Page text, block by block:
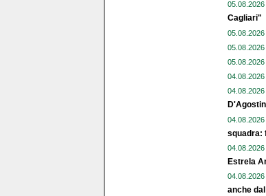
Cagliari"
squadra:
Estrela
anche